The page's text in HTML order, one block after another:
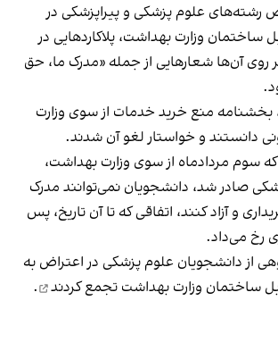
رشته‌های علوم پزشکی و پیراپزشکی در
ساختمان وزارت بهداشت، پلاکاردهایی در
آن‌ها شعارهایی از جمله «مدرک ما، حق
بخشنامه منع خرید خدمات از سوی وزارت
دانستند و خواستار لغو آن شدند.
سوم مردادماه از سوی وزارت بهداشت،
صادر شد، دانشجویان نمی‌توانند مدرک
و آزاد کنند، اتفاقی که تا آن تاریخ، پس
رخ می‌داد.
گروهی از دانشجویان علوم‌ پزشکی در اعتراض به
ساختمان وزارت بهداشت تجمع کردند .